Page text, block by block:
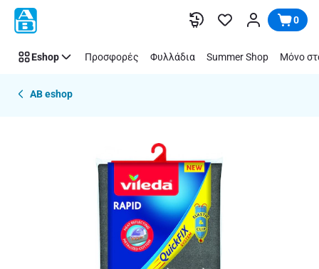
Παράλειψη 0
Eshop Προσφορές Φυλλάδια Summer Shop Μόνο
AB eshop